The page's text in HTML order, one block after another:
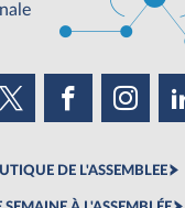
DE L'ASSEMBLEE